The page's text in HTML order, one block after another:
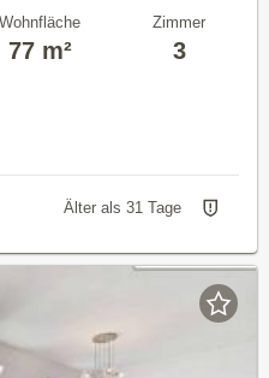
Wohnfläche
77 m²
Zimmer
3
Älter als 31 Tage